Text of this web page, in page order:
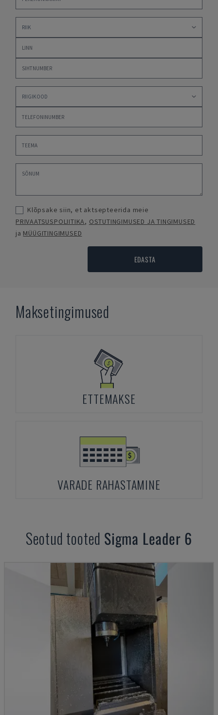
Klõpsake siin, et aktsepteerida meie
PRIVAATSUSPOLIITIKA, OSTUTINGIMUSED JA TINGIMUSED
ja MÜÜGITINGIMUSED
EDASTA
Maksetingimused
ETTEMAKSE
VARADE RAHASTAMINE
Seotud tooted Sigma Leader 6